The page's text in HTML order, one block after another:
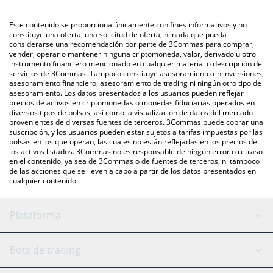
También puedes utilizar nuestra tabla de precios de
CashBackPro que se encuentra arriba para verificar el último
precio de CashBackPro en las principales monedas fiduciarias y
criptomonedas.
otras.
Este contenido se proporciona únicamente con fines informativos y no
constituye una oferta, una solicitud de oferta, ni nada que pueda
considerarse una recomendación por parte de 3Commas para comprar,
vender, operar o mantener ninguna criptomoneda, valor, derivado u otro
instrumento financiero mencionado en cualquier material o descripción de
servicios de 3Commas. Tampoco constituye asesoramiento en inversiones,
asesoramiento financiero, asesoramiento de trading ni ningún otro tipo de
asesoramiento. Los datos presentados a los usuarios pueden reflejar
precios de activos en criptomonedas o monedas fiduciarias operados en
diversos tipos de bolsas, así como la visualización de datos del mercado
provenientes de diversas fuentes de terceros. 3Commas puede cobrar una
suscripción, y los usuarios pueden estar sujetos a tarifas impuestas por las
bolsas en los que operan, las cuales no están reflejadas en los precios de
los activos listados. 3Commas no es responsable de ningún error o retraso
en el contenido, ya sea de 3Commas o de fuentes de terceros, ni tampoco
de las acciones que se lleven a cabo a partir de los datos presentados en
cualquier contenido.
Plataforma
Bot GRID
Bots de trading